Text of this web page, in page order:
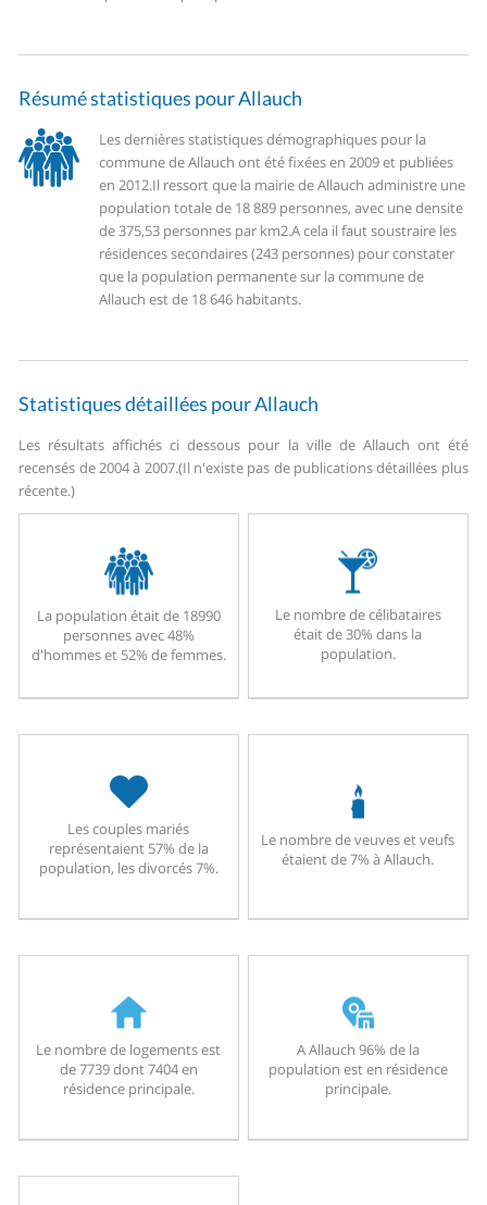
Résumé statistiques pour Allauch
Les dernières statistiques démographiques pour la
commune de Allauch ont été fixées en 2009 et publiées
en 2012.Il ressort que la mairie de Allauch administre une
population totale de 18 889 personnes, avec une densite
de 375,53 personnes par km2.A cela il faut soustraire les
résidences secondaires (243 personnes) pour constater
que la population permanente sur la commune de
Allauch est de 18 646 habitants.
Statistiques détaillées pour Allauch
Les résultats affichés ci dessous pour la ville de Allauch ont été
recensés de 2004 à 2007.(Il n'existe pas de publications détaillées plus
récente.)
La population était de 18990
personnes avec 48%
d'hommes et 52% de femmes.
Le nombre de célibataires
était de 30% dans la
population.
Les couples mariés
représentaient 57% de la
population, les divorcés 7%.
Le nombre de veuves et veufs
étaient de 7% à Allauch.
Le nombre de logements est
de 7739 dont 7404 en
résidence principale.
A Allauch 96% de la
population est en résidence
principale.